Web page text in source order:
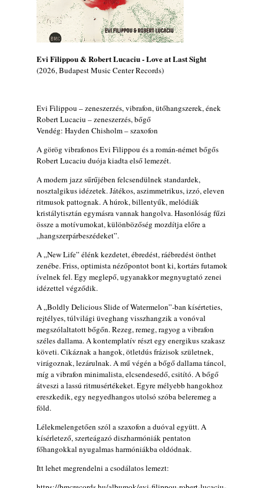
X. BOHÉM JAZZFŐVÁROS fesztivál,
Kecskemét, 2026. augusztus 6-9.: 4 nap, 4
színpad, 10 ország zenészei, 40 óra zene és
2026. augusztus 05.
2026. augusztus 05.
Jazz-rock albumok 1983-ból - John Scofield
„Out like a Light”
2026. augusztus 05.
Jazz-rock albumok 1982-ből - John Scofield
„Shinola”
2026. augusztus 04.
Kikkel beszéltem 2.0 – 5. rész: D
2026. augusztus 04.
Lemezek a hatvanas-hetvenes évekből - 84.
rész: Irving Ashby – Memoirs
2026. augusztus 04.
10 éve halt meg lapunk főszerkesztő-
helyettese, Csányi Attila
2026. augusztus 04.
45 éve történt… Jazz-rock albumok 1981-
ből - Shakatak „Drivin’ Hard”
2026. augusztus 03.
Jazz a Márványteremben – Mizar (2008.
január 4.)
2026. augusztus 03.
2026. augusztus 02.
A 21. században meghalt magyar jazz
muzsikusok – 109. rész: (Dr.) Borissza Géza
2026. augusztus 02.
Exkluzív interjú Bóna Lászlóval
Evi Filippou & Robert Lucaciu - Love at Last Sight
(2026, Budapest Music Center Records)
Evi Filippou – zeneszerzés, vibrafon, ütőhangszerek, ének
Robert Lucaciu – zeneszerzés, bőgő
Vendég: Hayden Chisholm – szaxofon
A görög vibrafonos Evi Filippou és a román-német bőgős
Robert Lucaciu duója kiadta első lemezét.
A modern jazz sűrűjében felcsendülnek standardek,
nosztalgikus idézetek. Játékos, aszimmetrikus, izzó, eleven
ritmusok pattognak. A húrok, billentyűk, melódiák
kristálytisztán egymásra vannak hangolva. Hasonlóság fűzi
össze a motívumokat, különbözőség mozdítja előre a
„hangszerpárbeszédeket”.
A „New Life” élénk kezdetet, ébredést, ráébredést önthet
zenébe. Friss, optimista nézőpontot bont ki, kortárs futamok
ívelnek fel. Egy meglepő, ugyanakkor megnyugtató zenei
idézettel végződik.
A „Boldly Delicious Slide of Watermelon”-ban kísérteties,
rejtélyes, túlvilági üveghang visszhangzik a vonóval
megszólaltatott bőgőn. Rezeg, remeg, ragyog a vibrafon
széles dallama. A kontemplatív részt egy energikus szakasz
követi. Cikáznak a hangok, ötletdús frázisok születnek,
virágoznak, lezárulnak. A mű végén a bőgő dallama táncol,
míg a vibrafon minimalista, elcsendesedő, csitító. A bőgő
átveszi a lassú ritmusértékeket. Egyre mélyebb hangokhoz
ereszkedik, egy negyedhangos utolsó szóba beleremeg a
föld.
Lélekmelengetően szól a szaxofon a duóval együtt. A
kísérletező, szerteágazó diszharmóniák pentaton
főhangokkal nyugalmas harmóniákba oldódnak.
Itt lehet megrendelni a csodálatos lemezt: